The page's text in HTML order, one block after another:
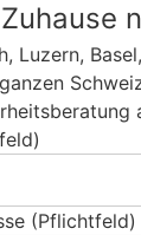
Luzern,
(Pflichtfeld)